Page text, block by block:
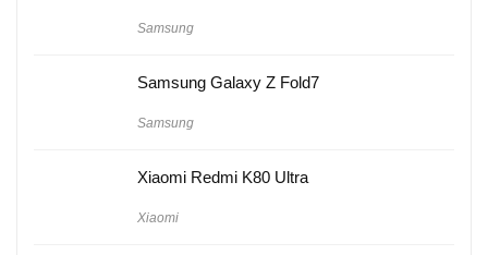
Samsung
Samsung Galaxy Z Fold7
Samsung
Xiaomi Redmi K80 Ultra
Xiaomi